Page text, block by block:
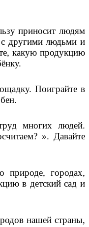
приносит людям
с другими людьми и
какую продукцию
Поиграйте в
многих людей.
». Давайте
природе, городах,
в детский сад и
нашей страны,